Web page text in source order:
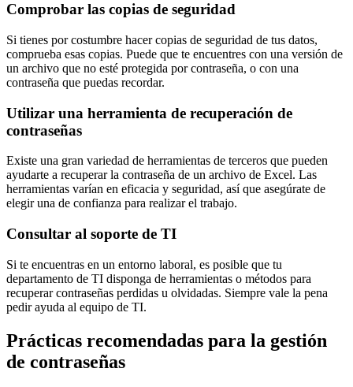
Comprobar las copias de seguridad
Si tienes por costumbre hacer copias de seguridad de tus datos,
comprueba esas copias. Puede que te encuentres con una versión de
un archivo que no esté protegida por contraseña, o con una
contraseña que puedas recordar.
Utilizar una herramienta de recuperación de
contraseñas
Existe una gran variedad de herramientas de terceros que pueden
ayudarte a recuperar la contraseña de un archivo de Excel. Las
herramientas varían en eficacia y seguridad, así que asegúrate de
elegir una de confianza para realizar el trabajo.
Consultar al soporte de TI
Si te encuentras en un entorno laboral, es posible que tu
departamento de TI disponga de herramientas o métodos para
recuperar contraseñas perdidas u olvidadas. Siempre vale la pena
pedir ayuda al equipo de TI.
Prácticas recomendadas para la gestión
de contraseñas